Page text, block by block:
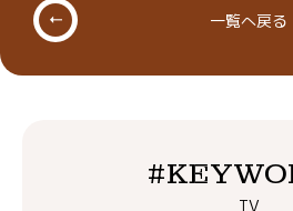
一覧へ戻る
TV